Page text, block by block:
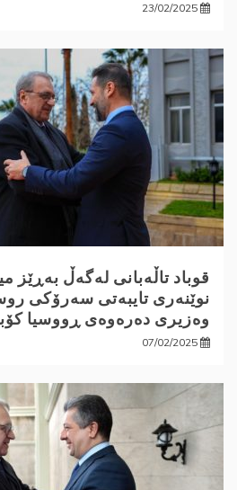
23/02/2025
قوباد تاڵەبانی لەگەڵ بەڕێز
نوێنەری تایبەتی سەرۆکی
وەزیری دەرەوەی ڕووسیا
07/02/2025